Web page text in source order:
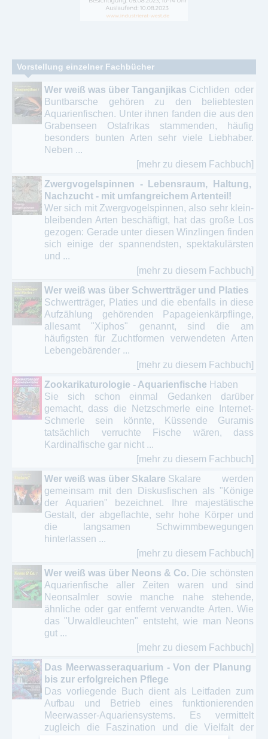
Vorstellung einzelner Fachbücher
Wer weiß was über Tanganjikas Cichliden oder
Buntbarsche gehören zu den beliebtesten
Aquarienfischen. Unter ihnen fanden die aus den
Grabenseen Ostafrikas stammenden, häufig
besonders bunten Arten sehr viele Liebhaber.
Neben ...
[mehr zu diesem Fachbuch]
Zwergvogelspinnen - Lebensraum, Haltung,
Nachzucht - mit umfangreichem Artenteil!
Wer sich mit Zwergvogelspinnen, also sehr klein-
bleibenden Arten beschäftigt, hat das große Los
gezogen: Gerade unter diesen Winzlingen finden
sich einige der spannendsten, spektakulärsten
und ...
[mehr zu diesem Fachbuch]
Wer weiß was über Schwertträger und Platies
Schwertträger, Platies und die ebenfalls in diese
Aufzählung gehörenden Papageienkärpflinge,
allesamt "Xiphos" genannt, sind die am
häufigsten für Zuchtformen verwendeten Arten
Lebengebärender ...
[mehr zu diesem Fachbuch]
Zookarikaturologie - Aquarienfische Haben
Sie sich schon einmal Gedanken darüber
gemacht, dass die Netzschmerle eine Internet-
Schmerle sein könnte, Küssende Guramis
tatsächlich verruchte Fische wären, dass
Kardinalfische gar nicht ...
[mehr zu diesem Fachbuch]
Wer weiß was über Skalare Skalare werden
gemeinsam mit den Diskusfischen als "Könige
der Aquarien" bezeichnet. Ihre majestätische
Gestalt, der abgeflachte, sehr hohe Körper und
die langsamen Schwimmbewegungen
hinterlassen ...
[mehr zu diesem Fachbuch]
Wer weiß was über Neons & Co. Die schönsten
Aquarienfische aller Zeiten waren und sind
Neonsalmler sowie manche nahe stehende,
ähnliche oder gar entfernt verwandte Arten. Wie
das "Urwaldleuchten" entsteht, wie man Neons
gut ...
[mehr zu diesem Fachbuch]
Das Meerwasseraquarium - Von der Planung
bis zur erfolgreichen Pflege
Das vorliegende Buch dient als Leitfaden zum
Aufbau und Betrieb eines funktionierenden
Meerwasser-Aquariensystems. Es vermittelt
zugleich die Faszination und die Vielfalt der